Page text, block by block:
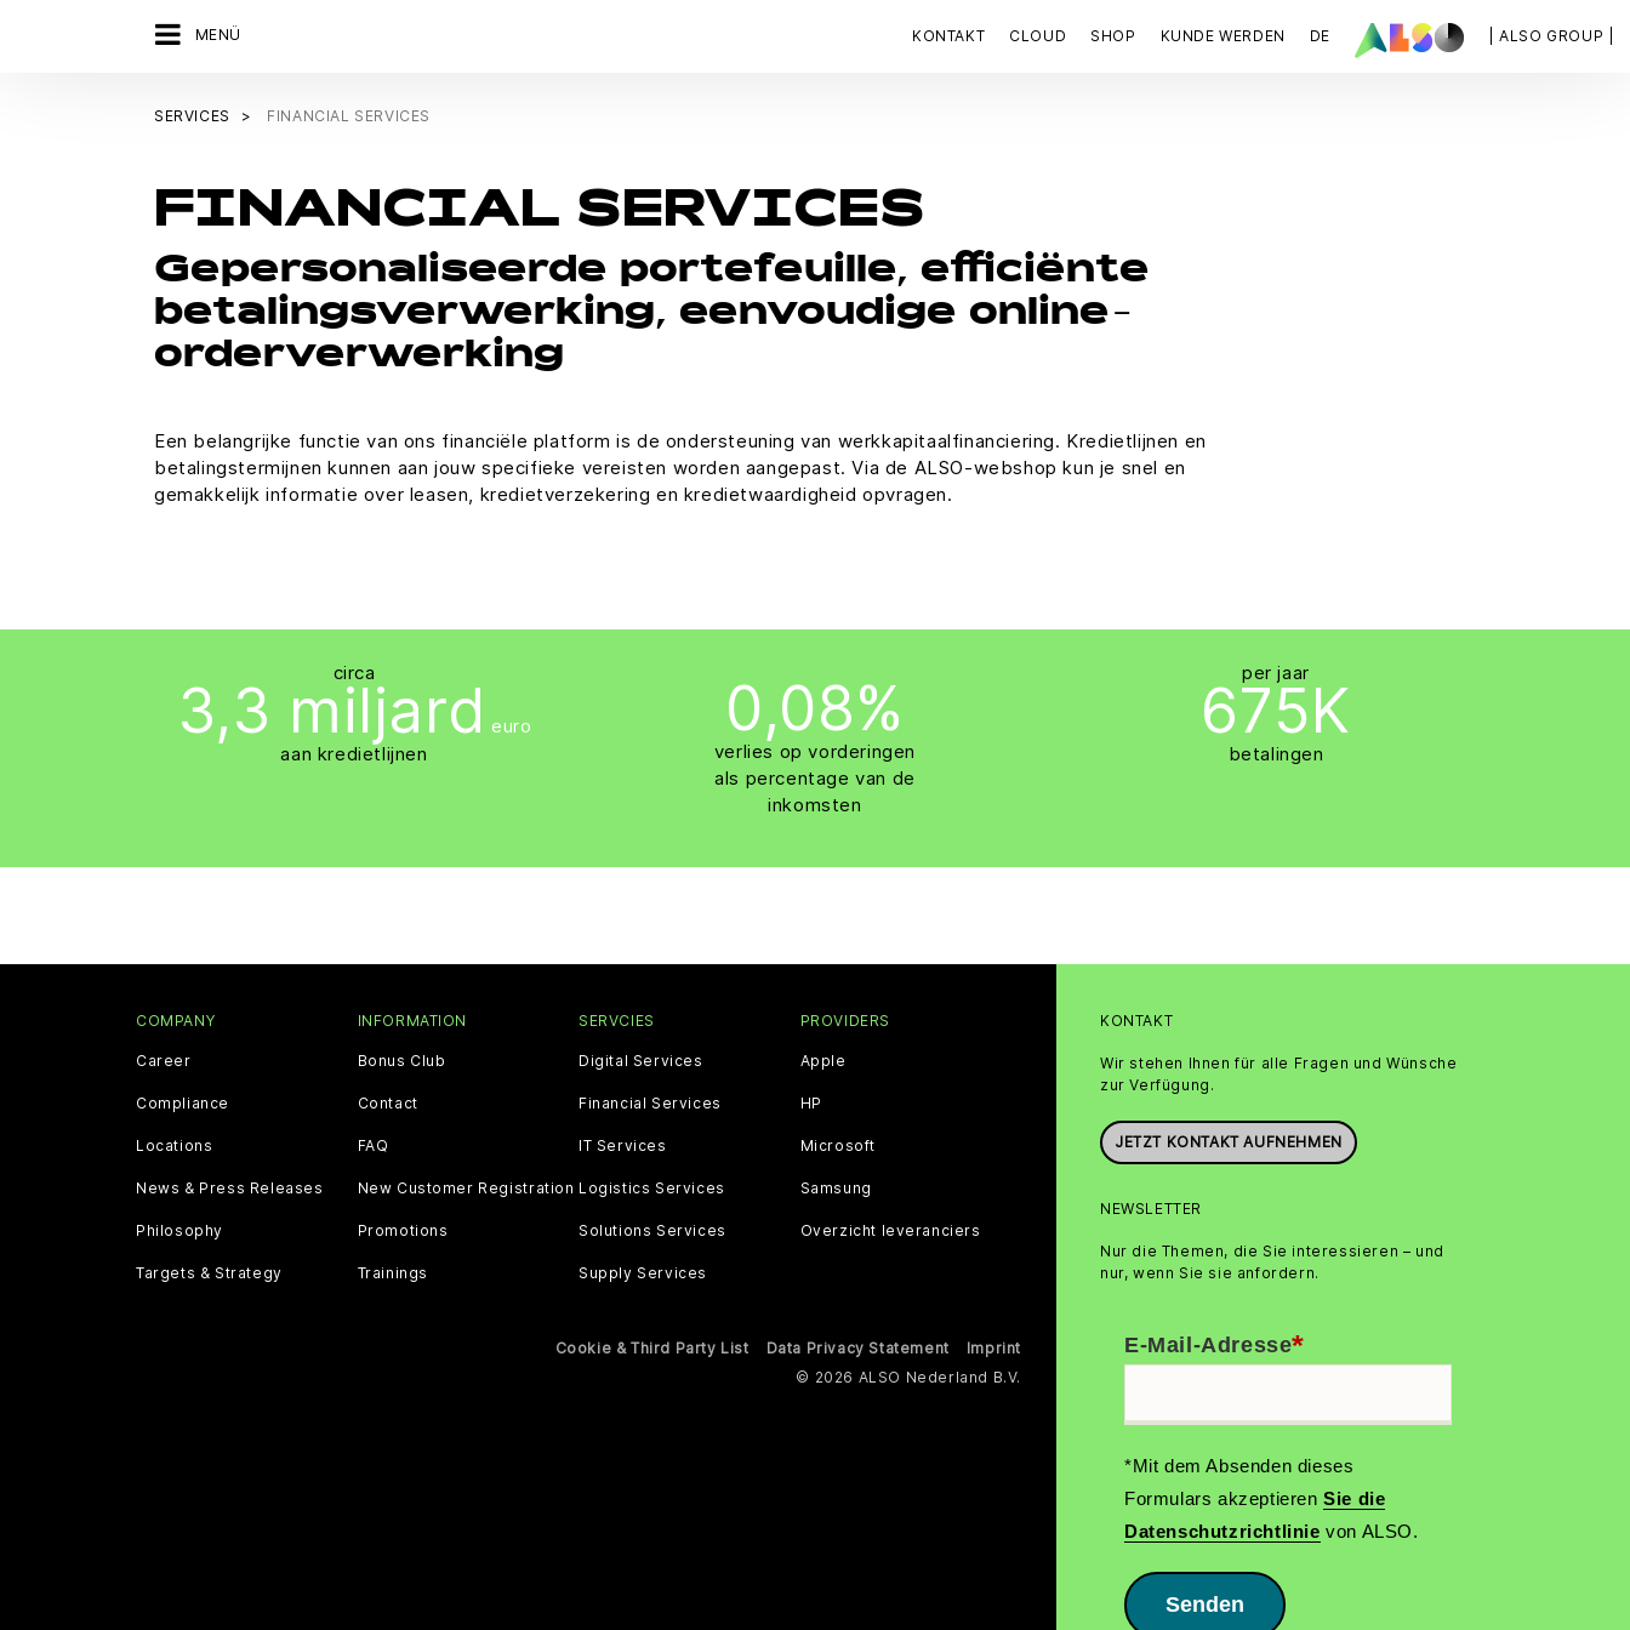
MENÜ | ALSO GROUP |
KONTAKT CLOUD SHOP KUNDE WERDEN DE
SERVICES FINANCIAL SERVICES
FINANCIAL SERVICES
Gepersonaliseerde portefeuille, efficiënte
betalingsverwerking, eenvoudige online-
orderverwerking
Een belangrijke functie van ons financiële platform is de ondersteuning van werkkapitaalfinanciering. Kredietlijnen en
betalingstermijnen kunnen aan jouw specifieke vereisten worden aangepast. Via de ALSO-webshop kun je snel en
gemakkelijk informatie over leasen, kredietverzekering en kredietwaardigheid opvragen.
circa
3,3 miljard euro
aan kredietlijnen
0,08%
verlies op vorderingen
als percentage van de
inkomsten
per jaar
675K
betalingen
KONTAKT
Wir stehen Ihnen für alle Fragen und Wünsche
zur Verfügung.
JETZT KONTAKT AUFNEHMEN
NEWSLETTER
Nur die Themen, die Sie interessieren – und
nur, wenn Sie sie anfordern.
*
E-Mail-Adresse
*Mit dem Absenden dieses
Formulars akzeptierenSie die
Datenschutzrichtlinie von ALSO.
Senden
COMPANY
Career
Compliance
Locations
News & Press Releases
Philosophy
Targets & Strategy
INFORMATION
Bonus Club
Contact
FAQ
New Customer Registration
Promotions
Trainings
SERVCIES
Digital Services
Financial Services
IT Services
Logistics Services
Solutions Services
Supply Services
PROVIDERS
Apple
HP
Microsoft
Samsung
Overzicht leveranciers
Cookie & Third Party List Data Privacy Statement
Imprint
© 2026 ALSO Nederland B.V.